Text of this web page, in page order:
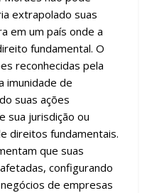
extrapolado suas
em um país onde a
fundamental. O
reconhecidas pela
imunidade de
suas ações
sua jurisdição ou
direitos fundamentais.
que suas
configurando
de empresas